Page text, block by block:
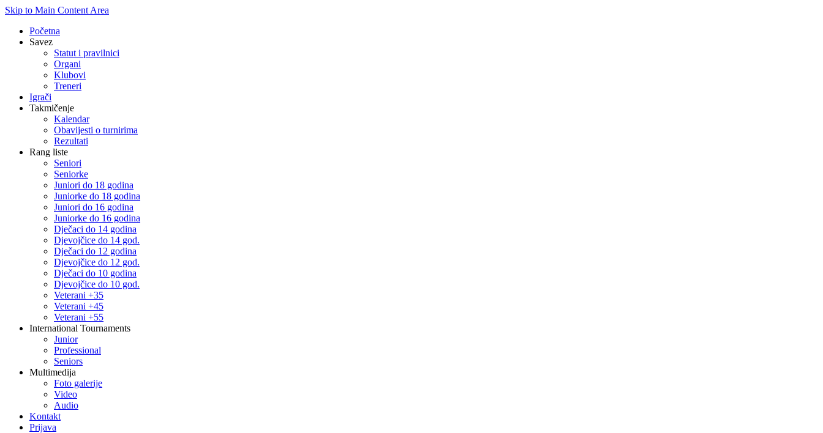
Skip to Main Content Area
Početna
Savez
Statut i pravilnici
Organi
Klubovi
Treneri
Igrači
Takmičenje
Kalendar
Obavijesti o turnirima
Rezultati
Rang liste
Seniori
Seniorke
Juniori do 18 godina
Juniorke do 18 godina
Juniori do 16 godina
Juniorke do 16 godina
Dječaci do 14 godina
Djevojčice do 14 god.
Dječaci do 12 godina
Djevojčice do 12 god.
Dječaci do 10 godina
Djevojčice do 10 god.
Veterani +35
Veterani +45
Veterani +55
International Tournaments
Junior
Professional
Seniors
Multimedija
Foto galerije
Video
Audio
Kontakt
Prijava